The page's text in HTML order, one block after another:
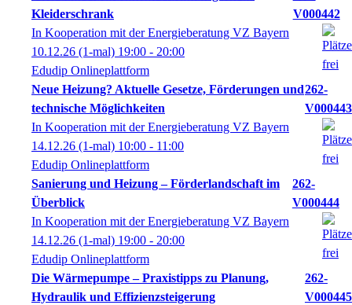
Kleiderschrank
V000442
In Kooperation mit der Energieberatung VZ Bayern
10.12.26 (1-mal) 19:00 - 20:00
Edudip Onlineplattform
Neue Heizung? Aktuelle Gesetze, Förderungen und
technische Möglichkeiten
262-
V000443
In Kooperation mit der Energieberatung VZ Bayern
14.12.26 (1-mal) 10:00 - 11:00
Edudip Onlineplattform
Sanierung und Heizung – Förderlandschaft im
Überblick
262-
V000444
In Kooperation mit der Energieberatung VZ Bayern
14.12.26 (1-mal) 19:00 - 20:00
Edudip Onlineplattform
Die Wärmepumpe – Praxistipps zu Planung,
Hydraulik und Effizienzsteigerung
262-
V000445